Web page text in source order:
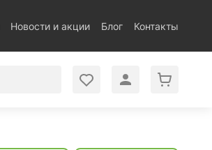
Новости и акции Блог Контакты